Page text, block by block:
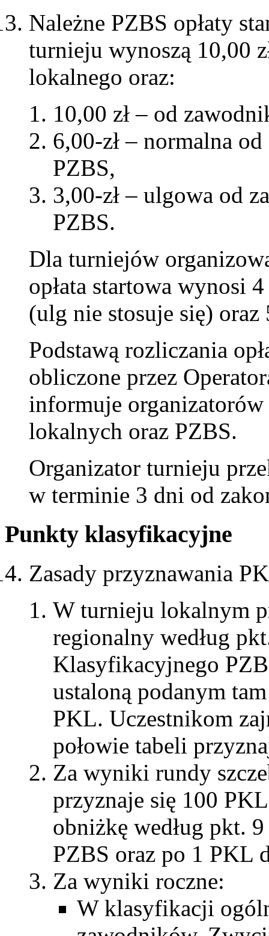
Należne PZBS opłaty
turnieju wynoszą 10,00
lokalnego oraz:
10,00 zł – od
6,00-zł – normalna
PZBS,
3,00-zł – ulgowa od
PZBS.
Dla turniejów
opłata startowa wynosi
(ulg nie stosuje się) oraz
Podstawą rozliczania
obliczone przez
informuje
lokalnych oraz PZBS.
Organizator turnieju
w terminie 3 dni od
Punkty klasyfikacyjne
Zasady przyznawania
W turnieju lokalnym
regionalny według
Klasyfikacyjnego
ustaloną podanym
PKL. Uczestnikom
połowie tabeli
Za wyniki rundy
przyznaje się 100
obniżkę według pkt.
PZBS oraz po 1 PKL
Za wyniki roczne:
W klasyfikacji